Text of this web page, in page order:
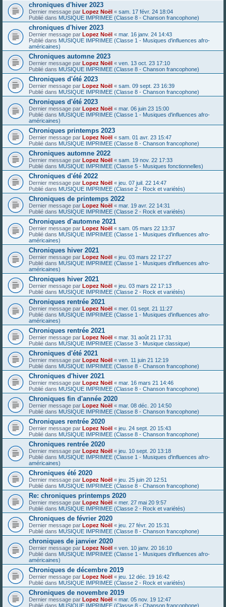
chroniques d'hiver 2023
Dernier message par Lopez Noël « sam. 17 févr. 24 18:04
Publié dans MUSIQUE IMPRIMEE (Classe 8 - Chanson francophone)
chroniques d'hiver 2023
Dernier message par Lopez Noël « mar. 16 janv. 24 14:43
Publié dans MUSIQUE IMPRIMEE (Classe 1 - Musiques d'influences afro-
américaines)
Chroniques automne 2023
Dernier message par Lopez Noël « ven. 13 oct. 23 17:10
Publié dans MUSIQUE IMPRIMEE (Classe 8 - Chanson francophone)
Chroniques d'été 2023
Dernier message par Lopez Noël « sam. 09 sept. 23 16:39
Publié dans MUSIQUE IMPRIMEE (Classe 8 - Chanson francophone)
Chroniques d'été 2023
Dernier message par Lopez Noël « mar. 06 juin 23 15:00
Publié dans MUSIQUE IMPRIMEE (Classe 1 - Musiques d'influences afro-
américaines)
Chroniques printemps 2023
Dernier message par Lopez Noël « sam. 01 avr. 23 15:47
Publié dans MUSIQUE IMPRIMEE (Classe 8 - Chanson francophone)
Chroniques automne 2022
Dernier message par Lopez Noël « sam. 19 nov. 22 17:33
Publié dans MUSIQUE IMPRIMEE (Classe 5 - Musiques fonctionnelles)
Chroniques d'été 2022
Dernier message par Lopez Noël « jeu. 07 juil. 22 14:47
Publié dans MUSIQUE IMPRIMEE (Classe 2 - Rock et variétés)
Chroniques de printemps 2022
Dernier message par Lopez Noël « mar. 19 avr. 22 14:31
Publié dans MUSIQUE IMPRIMEE (Classe 2 - Rock et variétés)
Chroniques d'automne 2021
Dernier message par Lopez Noël « sam. 05 mars 22 13:37
Publié dans MUSIQUE IMPRIMEE (Classe 1 - Musiques d'influences afro-
américaines)
Chroniques hiver 2021
Dernier message par Lopez Noël « jeu. 03 mars 22 17:27
Publié dans MUSIQUE IMPRIMEE (Classe 1 - Musiques d'influences afro-
américaines)
Chroniques hiver 2021
Dernier message par Lopez Noël « jeu. 03 mars 22 17:13
Publié dans MUSIQUE IMPRIMEE (Classe 2 - Rock et variétés)
Chroniques rentrée 2021
Dernier message par Lopez Noël « mer. 01 sept. 21 11:27
Publié dans MUSIQUE IMPRIMEE (Classe 1 - Musiques d'influences afro-
américaines)
Chroniques rentrée 2021
Dernier message par Lopez Noël « mar. 31 août 21 17:31
Publié dans MUSIQUE IMPRIMEE (Classe 3 - Musique classique)
Chroniques d'été 2021
Dernier message par Lopez Noël « ven. 11 juin 21 12:19
Publié dans MUSIQUE IMPRIMEE (Classe 8 - Chanson francophone)
Chroniques d'hiver 2021
Dernier message par Lopez Noël « mar. 16 mars 21 14:46
Publié dans MUSIQUE IMPRIMEE (Classe 8 - Chanson francophone)
Chroniques fin d'année 2020
Dernier message par Lopez Noël « mar. 08 déc. 20 14:50
Publié dans MUSIQUE IMPRIMEE (Classe 8 - Chanson francophone)
Chroniques rentrée 2020
Dernier message par Lopez Noël « jeu. 24 sept. 20 15:43
Publié dans MUSIQUE IMPRIMEE (Classe 8 - Chanson francophone)
Chroniques rentrée 2020
Dernier message par Lopez Noël « jeu. 10 sept. 20 13:18
Publié dans MUSIQUE IMPRIMEE (Classe 1 - Musiques d'influences afro-
américaines)
Chroniques été 2020
Dernier message par Lopez Noël « jeu. 25 juin 20 12:51
Publié dans MUSIQUE IMPRIMEE (Classe 8 - Chanson francophone)
Re: chroniques printemps 2020
Dernier message par Lopez Noël « mer. 27 mai 20 9:57
Publié dans MUSIQUE IMPRIMEE (Classe 2 - Rock et variétés)
Chroniques de février 2020
Dernier message par Lopez Noël « jeu. 27 févr. 20 15:31
Publié dans MUSIQUE IMPRIMEE (Classe 8 - Chanson francophone)
chroniques de janvier 2020
Dernier message par Lopez Noël « ven. 10 janv. 20 16:10
Publié dans MUSIQUE IMPRIMEE (Classe 1 - Musiques d'influences afro-
américaines)
Chroniques de décembre 2019
Dernier message par Lopez Noël « jeu. 12 déc. 19 16:42
Publié dans MUSIQUE IMPRIMEE (Classe 2 - Rock et variétés)
Chroniques de novembre 2019
Dernier message par Lopez Noël « mar. 05 nov. 19 12:47
Publié dans MUSIQUE IMPRIMEE (Classe 8 - Chanson francophone)